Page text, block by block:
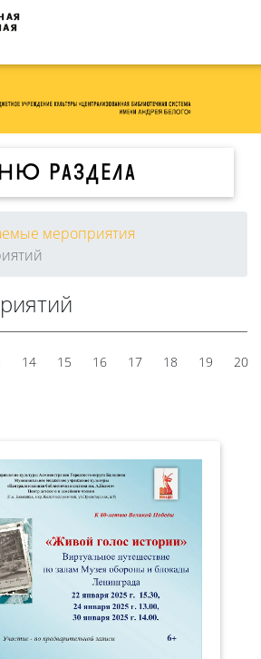
раздела
мероприятия
14 15 16 17 18 19 20